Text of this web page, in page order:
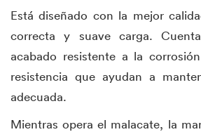
Está diseñado con la mejor
correcta y suave carga.
acabado resistente a la
resistencia que ayudan a
adecuada.
Mientras opera el malacate, la